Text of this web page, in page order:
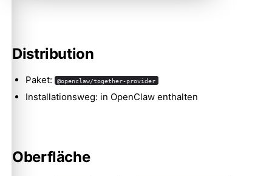
Distribution
Paket: @openclaw/together-provider
Installationsweg: in OpenClaw enthalten
Oberfläche